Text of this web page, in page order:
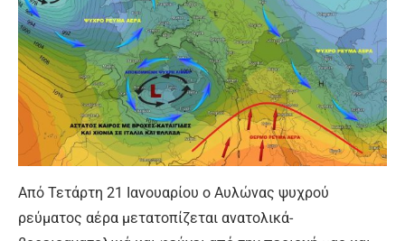
Από Τετάρτη 21 Ιανουαρίου ο Αυλώνας ψυχρού
ρεύματος αέρα μετατοπίζεται ανατολικά-